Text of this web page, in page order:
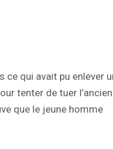
qui avait pu enlever
tenter de tuer l’ancien
que le jeune homme